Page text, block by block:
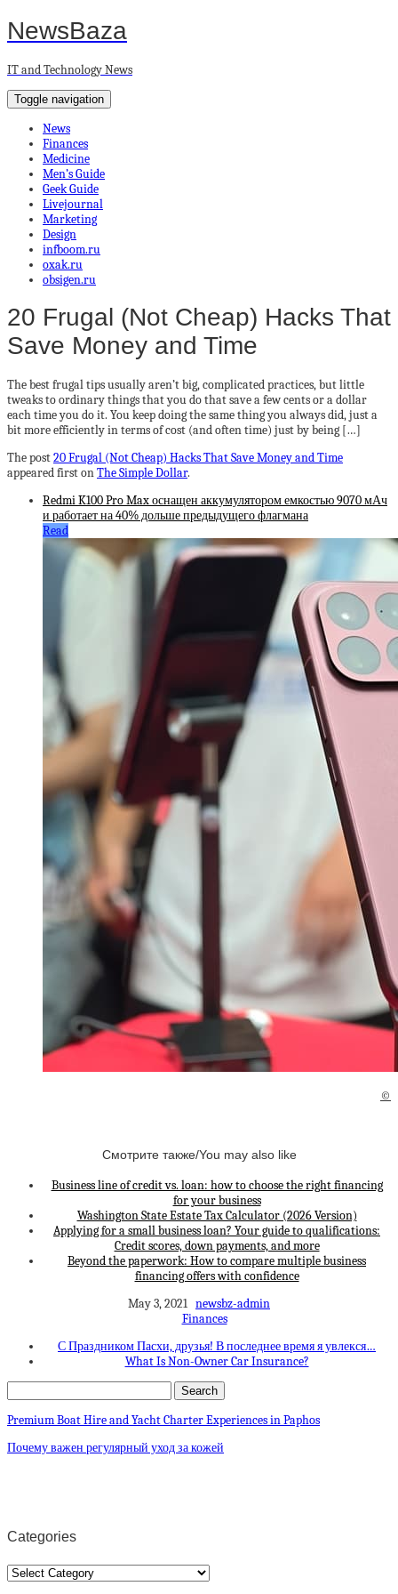
NewsBaza
IT and Technology News
Toggle navigation
News
Finances
Medicine
Men’s Guide
Geek Guide
Livejournal
Marketing
Design
infboom.ru
oxak.ru
obsigen.ru
20 Frugal (Not Cheap) Hacks That
Save Money and Time
The best frugal tips usually aren’t big, complicated practices, but little
tweaks to ordinary things that you do that save a few cents or a dollar
each time you do it. You keep doing the same thing you always did, just a
bit more efficiently in terms of cost (and often time) just by being […]
The post20 Frugal (Not Cheap) Hacks That Save Money and Time
appeared first onThe Simple Dollar.
Redmi K100 Pro Max оснащен аккумулятором емкостью 9070 мАч
и работает на 40% дольше предыдущего флагмана
Read
©
Смотрите также/You may also like
Business line of credit vs. loan: how to choose the right financing
for your business
Washington State Estate Tax Calculator (2026 Version)
Applying for a small business loan? Your guide to qualifications:
Credit scores, down payments, and more
Beyond the paperwork: How to compare multiple business
financing offers with confidence
May 3, 2021 newsbz-admin
Finances
С Праздником Пасхи, друзья! В последнее время я увлекся…
What Is Non-Owner Car Insurance?
Premium Boat Hire and Yacht Charter Experiences in Paphos
Почему важен регулярный уход за кожей
Categories
Categories